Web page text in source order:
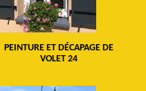
PEINTURE ET DÉCAPAGE DE
VOLET 24